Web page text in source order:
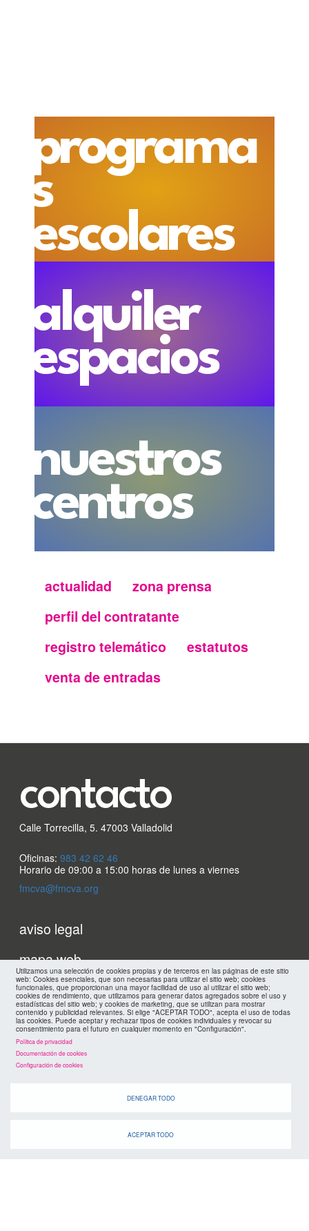
programa
s
escolares
alquiler
espacios
nuestros
centros
secundario
FMC
actualidad
zona prensa
perfil del contratante
registro telemático
estatutos
venta de entradas
Utilizamos una selección de cookies propias y de terceros en las páginas de este sitio
web: Cookies esenciales, que son necesarias para utilizar el sitio web; cookies
funcionales, que proporcionan una mayor facilidad de uso al utilizar el sitio web;
cookies de rendimiento, que utilizamos para generar datos agregados sobre el uso y
estadísticas del sitio web; y cookies de marketing, que se utilizan para mostrar
contenido y publicidad relevantes. Si elige "ACEPTAR TODO", acepta el uso de todas
las cookies. Puede aceptar y rechazar tipos de cookies individuales y revocar su
consentimiento para el futuro en cualquier momento en "Configuración".
Política de privacidad
Documentación de cookies
Configuración de cookies
DENEGAR TODO
ACEPTAR TODO
contacto
Calle Torrecilla, 5. 47003 Valladolid
Oficinas: 983 42 62 46
Horario de 09:00 a 15:00 horas de lunes a viernes
fmcva@fmcva.org
Menu
footer
FMC
aviso legal
mapa web
políticas de privacidad
cookies